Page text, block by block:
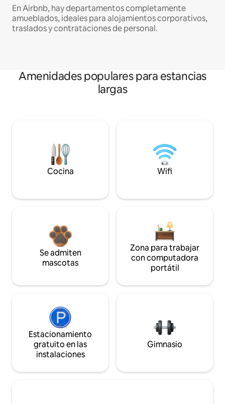
En Airbnb, hay departamentos completamente
amueblados, ideales para alojamientos corporativos,
traslados y contrataciones de personal.
Amenidades populares para estancias
largas
Cocina Wifi
Se admiten
mascotas
Zona para trabajar
con computadora
portátil
Estacionamiento
gratuito en las
instalaciones
Gimnasio